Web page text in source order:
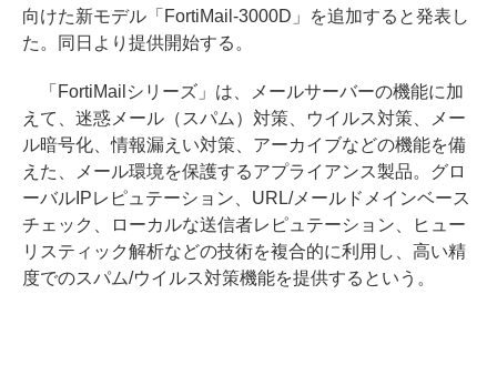
向けた新モデル「FortiMail-3000D」を追加すると発表し
た。同日より提供開始する。
「FortiMailシリーズ」は、メールサーバーの機能に加
えて、迷惑メール（スパム）対策、ウイルス対策、メー
ル暗号化、情報漏えい対策、アーカイブなどの機能を備
えた、メール環境を保護するアプライアンス製品。グロ
ーバルIPレピュテーション、URL/メールドメインベース
チェック、ローカルな送信者レピュテーション、ヒュー
リスティック解析などの技術を複合的に利用し、高い精
度でのスパム/ウイルス対策機能を提供するという。